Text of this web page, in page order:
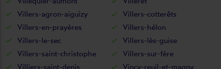
Villers-agron-aiguizy
Villers-cotterêts
Villers-en-prayères
Villers-hélon
Villers-le-sec
Villers-lès-guise
Villers-saint-christophe
Villers-sur-fère
Villiers-saint-denis
Vincy-reuil-et-magny